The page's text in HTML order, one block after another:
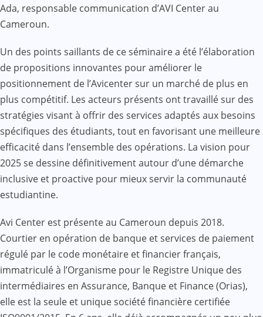
Ada, responsable communication d’AVI Center au
Cameroun.
Un des points saillants de ce séminaire a été l’élaboration
de propositions innovantes pour améliorer le
positionnement de l’Avicenter sur un marché de plus en
plus compétitif. Les acteurs présents ont travaillé sur des
stratégies visant à offrir des services adaptés aux besoins
spécifiques des étudiants, tout en favorisant une meilleure
efficacité dans l’ensemble des opérations. La vision pour
2025 se dessine définitivement autour d’une démarche
inclusive et proactive pour mieux servir la communauté
estudiantine.
Avi Center est présente au Cameroun depuis 2018.
Courtier en opération de banque et services de paiement
régulé par le code monétaire et financier français,
immatriculé à l’Organisme pour le Registre Unique des
intermédiaires en Assurance, Banque et Finance (Orias),
elle est la seule et unique société financière certifiée